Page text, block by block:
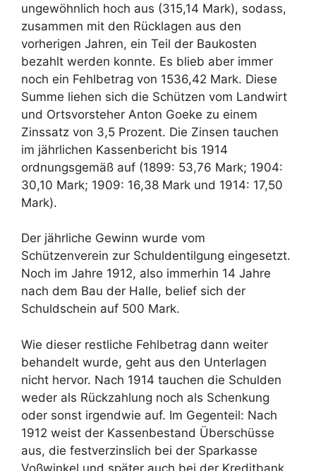
ungewöhnlich hoch aus (315,14 Mark), sodass,
zusammen mit den Rücklagen aus den
vorherigen Jahren, ein Teil der Baukosten
bezahlt werden konnte. Es blieb aber immer
noch ein Fehlbetrag von 1536,42 Mark. Diese
Summe liehen sich die Schützen vom Landwirt
und Ortsvorsteher Anton Goeke zu einem
Zinssatz von 3,5 Prozent. Die Zinsen tauchen
im jährlichen Kassenbericht bis 1914
ordnungsgemäß auf (1899: 53,76 Mark; 1904:
30,10 Mark; 1909: 16,38 Mark und 1914: 17,50
Mark).
Der jährliche Gewinn wurde vom
Schützenverein zur Schuldentilgung eingesetzt.
Noch im Jahre 1912, also immerhin 14 Jahre
nach dem Bau der Halle, belief sich der
Schuldschein auf 500 Mark.
Wie dieser restliche Fehlbetrag dann weiter
behandelt wurde, geht aus den Unterlagen
nicht hervor. Nach 1914 tauchen die Schulden
weder als Rückzahlung noch als Schenkung
oder sonst irgendwie auf. Im Gegenteil: Nach
1912 weist der Kassenbestand Überschüsse
aus, die festverzinslich bei der Sparkasse
Voßwinkel und später auch bei der Kreditbank